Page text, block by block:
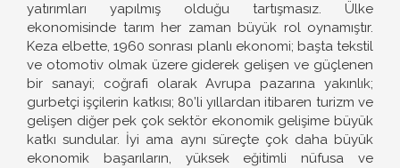
yatırımları yapılmış olduğu tartışmasız. Ülke
ekonomisinde tarım her zaman büyük rol oynamıştır.
Keza elbette, 1960 sonrası planlı ekonomi; başta tekstil
ve otomotiv olmak üzere giderek gelişen ve güçlenen
bir sanayi; coğrafi olarak Avrupa pazarına yakınlık;
gurbetçi işçilerin katkısı; 80’li yıllardan itibaren turizm ve
gelişen diğer pek çok sektör ekonomik gelişime büyük
katkı sundular. İyi ama aynı süreçte çok daha büyük
ekonomik başarıların, yüksek eğitimli nüfusa ve